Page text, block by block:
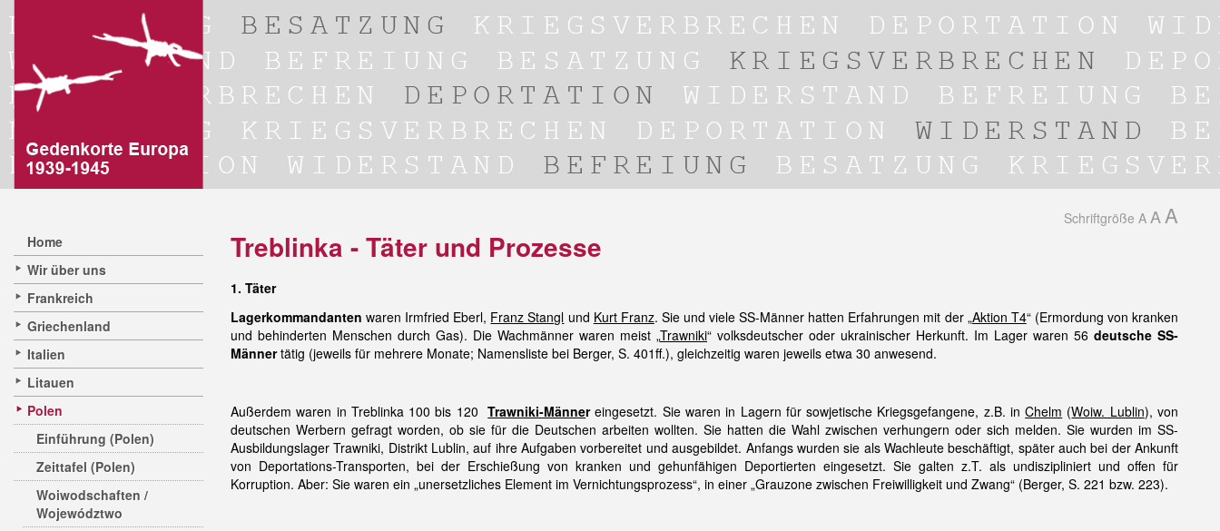
Home
Wir über uns
Frankreich
Griechenland
Italien
Litauen
Polen
Einführung (Polen)
Zeittafel (Polen)
Woiwodschaften /
Województwo
Schriftgröße A A A
Treblinka - Täter und Prozesse
1. Täter
Lagerkommandanten waren Irmfried Eberl, Franz Stangl und Kurt Franz. Sie und viele SS-Männer hatten Erfahrungen mit der „Aktion T4“ (Ermordung von kranken
und behinderten Menschen durch Gas). Die Wachmänner waren meist „Trawniki“ volksdeutscher oder ukrainischer Herkunft. Im Lager waren 56 deutsche SS-
Männertätig (jeweils für mehrere Monate; Namensliste bei Berger, S. 401ff.), gleichzeitig waren jeweils etwa 30 anwesend.
Außerdem waren in Treblinka 100 bis 120 Trawniki-Männereingesetzt. Sie waren in Lagern für sowjetische Kriegsgefangene, z.B. inChelm (Woiw. Lublin), von
deutschen Werbern gefragt worden, ob sie für die Deutschen arbeiten wollten. Sie hatten die Wahl zwischen verhungern oder sich melden. Sie wurden im SS-
Ausbildungslager Trawniki, Distrikt Lublin, auf ihre Aufgaben vorbereitet und ausgebildet. Anfangs wurden sie als Wachleute beschäftigt, später auch bei der Ankunft
von Deportations-Transporten, bei der Erschießung von kranken und gehunfähigen Deportierten eingesetzt. Sie galten z.T. als undiszipliniert und offen für
Korruption. Aber: Sie waren ein „unersetzliches Element im Vernichtungsprozess“, in einer „Grauzone zwischen Freiwilligkeit und Zwang“ (Berger, S. 221 bzw. 223).